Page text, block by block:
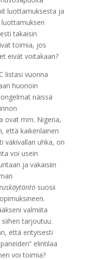
luottamuksesta ja
takaisin
toimia, jos
eivät voitakaan?
listasi vuonna
huonoin
näissä
ovat mm. Nigeria,
että kaikenlainen
väkivallan uhka, on
voi usein
ja vakaisiin
suosii
valmiita
tarjoutuu.
että erityisesti
elintilaa
voi toimia?